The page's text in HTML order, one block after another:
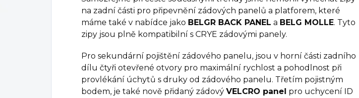
na zadní části pro připevnění zádových panelů a platforem, které
máme také v nabídce jako BELGR BACK PANEL a BELG MOLLE. Tyto
zipy jsou plně kompatibilní s CRYE zádovými panely.
Pro sekundární pojištění zádového panelu, jsou v horní části zadního
dílu čtyři otevřené otvory pro maximální rychlost a pohodlnost při
provlékání úchytů s druky od zádového panelu. Třetím pojistným
bodem, je také nově přidaný zádový VELCRO panel pro uchycení ID